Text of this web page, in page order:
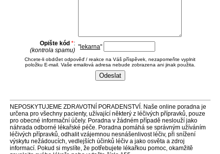
Opište kód *:
(kontrola spamu) " lekarna"
Chcete-li obdržet odpověď / reakce na Váš příspěvek, nezapomeňte vyplnit
položku E-mail. Vaše emailová adresa nebude zobrazena ani jinak použita.
NEPOSKYTUJEME ZDRAVOTNÍ PORADENSTVÍ. Naše online poradna je
určena pro všechny pacienty, užívající některý z léčivých přípravků, pouze
pro obecné informační účely. Poradna v žádném případě neslouží jako
náhrada odborné lékařské péče. Poradna pomáhá se správným užíváním
léčivých přípravků, odhalit vzájemnou nesnášenlivost léčiv, při snížení
výskytu nežádoucích, vedlejších účinků léčiv a jako osvěta a zdroj
informací. Pokud si myslíte, že potřebujete lékařkou pomoc, okamžitě